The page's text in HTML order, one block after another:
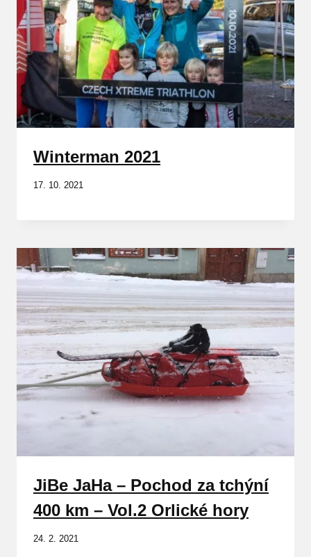
Winterman 2021
17. 10. 2021
JiBe JaHa – Pochod za tchýní
400 km – Vol.2 Orlické hory
24. 2. 2021